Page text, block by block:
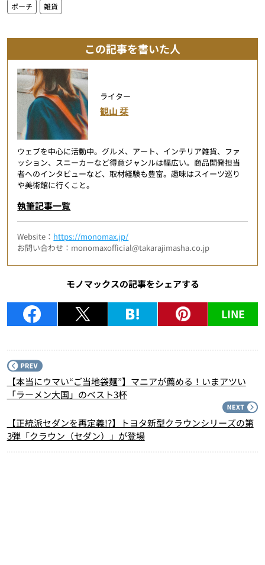
ポーチ 雑貨
この記事を書いた人
ライター
観山 栞
ウェブを中心に活動中。グルメ、アート、インテリア雑貨、ファ
ッション、スニーカーなど得意ジャンルは幅広い。商品開発担当
者へのインタビューなど、取材経験も豊富。趣味はスイーツ巡り
や美術館に行くこと。
執筆記事一覧
Website： https://monomax.jp/
お問い合わせ：monomaxofficial@takarajimasha.co.jp
モノマックスの記事をシェアする
LINE
【本当にウマい“ご当地袋麺”】マニアが薦める！いまアツい
「ラーメン大国」のベスト3杯
【正統派セダンを再定義!?】トヨタ新型クラウンシリーズの第
3弾「クラウン（セダン）」が登場